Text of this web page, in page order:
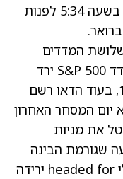
0.30%, 0.35% ו‑0.50%, בהתאמה, בשעה 5:34 לפנות
המדדים
המרכזיים ננעלו במגמה מעורבת. מדד S&P 500 ירד
ב‑0.54%, הנאסד"ק נחלש ב‑1.18%, בעוד הדאו רשם
שישי הוא יום המסחר האחרון
את מניות
שגורמת הבינה
המלאכותית (AI). מדד נאסד"ק כללי headed for ירידה